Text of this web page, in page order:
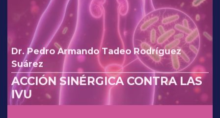
Dr. Pedro Armando Tadeo Rodríguez
Suárez
ACCIÓN SINÉRGICA CONTRA LAS
IVU